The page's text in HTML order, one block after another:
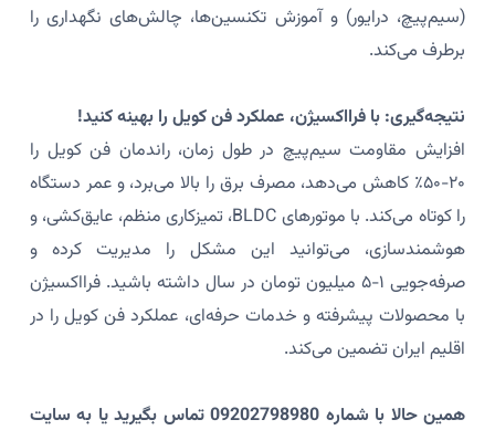
(سیم‌پیچ، درایور) و آموزش تکنسین‌ها، چالش‌های نگهداری را
برطرف می‌کند.
نتیجه‌گیری: با فرااکسیژن، عملکرد فن کویل را بهینه کنید!
افزایش مقاومت سیم‌پیچ در طول زمان، راندمان فن کویل را
۲۰-۵۰٪ کاهش می‌دهد، مصرف برق را بالا می‌برد، و عمر دستگاه
را کوتاه می‌کند. با موتورهای BLDC، تمیزکاری منظم، عایق‌کشی، و
هوشمندسازی، می‌توانید این مشکل را مدیریت کرده و
صرفه‌جویی ۱-۵ میلیون تومان در سال داشته باشید. فرااکسیژن
با محصولات پیشرفته و خدمات حرفه‌ای، عملکرد فن کویل را در
اقلیم ایران تضمین می‌کند.
همین حالا با شماره 09202798980 تماس بگیرید یا به سایت